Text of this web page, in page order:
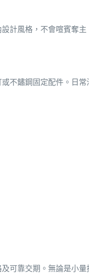
計風格，不會喧賓奪
不鏽鋼固定配件。日
可靠交期。無論是小